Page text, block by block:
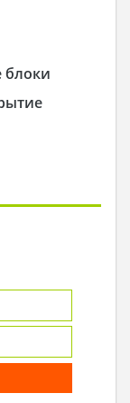
блоки